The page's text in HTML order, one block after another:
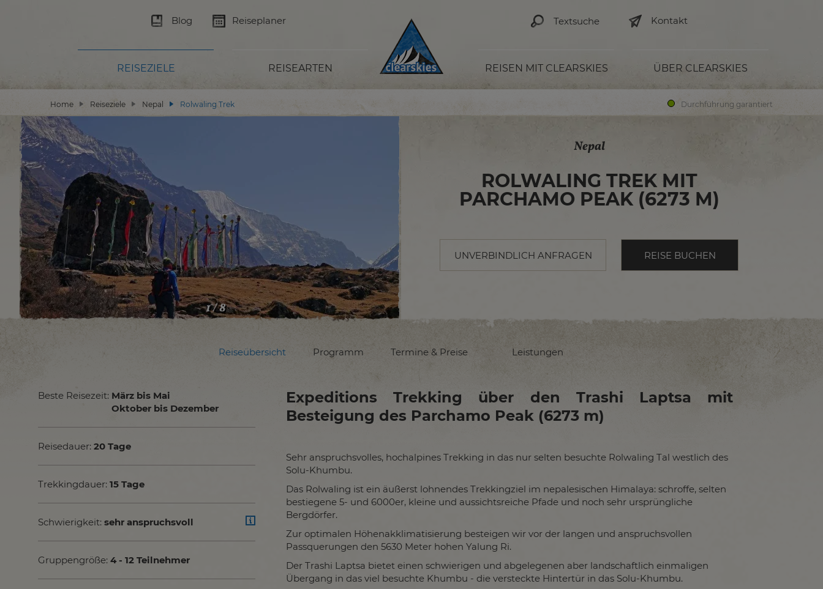
Blog Reiseplaner Kontakt
REISEZIELE REISEARTEN REISEN MIT CLEARSKIES ÜBER CLEARSKIES
Home Reiseziele Nepal Rolwaling Trek Durchführung garantiert
1 / 8
Nepal
ROLWALING TREK MIT
PARCHAMO PEAK (6273 M)
UNVERBINDLICH ANFRAGEN REISE BUCHEN
Reiseübersicht Programm Termine & Preise Leistungen
Beste Reisezeit: März bis Mai
Oktober bis Dezember
Reisedauer: 20 Tage
Trekkingdauer: 15 Tage
Schwierigkeit: sehr anspruchsvoll
Gruppengröße: 4 - 12 Teilnehmer
Expeditions Trekking über den Trashi Laptsa mit
Besteigung des Parchamo Peak (6273 m)
Sehr anspruchsvolles, hochalpines Trekking in das nur selten besuchte Rolwaling Tal westlich des
Solu-Khumbu.
Das Rolwaling ist ein äußerst lohnendes Trekkingziel im nepalesischen Himalaya: schroffe, selten
bestiegene 5- und 6000er, kleine und aussichtsreiche Pfade und noch sehr ursprüngliche
Bergdörfer.
Zur optimalen Höhenakklimatisierung besteigen wir vor der langen und anspruchsvollen
Passquerungen den 5630 Meter hohen Yalung Ri.
Der Trashi Laptsa bietet einen schwierigen und abgelegenen aber landschaftlich einmaligen
Übergang in das viel besuchte Khumbu - die versteckte Hintertür in das Solu-Khumbu.